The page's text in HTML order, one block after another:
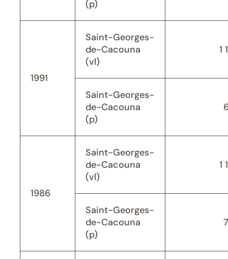
(p)
1991
Saint-Georges-
de-Cacouna
(vl)
1
Saint-Georges-
de-Cacouna
(p)
1986
Saint-Georges-
de-Cacouna
(vl)
1
Saint-Georges-
de-Cacouna
(p)